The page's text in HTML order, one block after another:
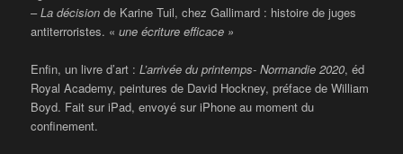
–La décision de Karine Tuil, chez Gallimard : histoire de juges
antiterroristes. «une écriture efficace »
Enfin, un livre d’art :L’arrivée du printemps- Normandie 2020, éd
Royal Academy, peintures de David Hockney, préface de William
Boyd. Fait sur iPad, envoyé sur iPhone au moment du
confinement.